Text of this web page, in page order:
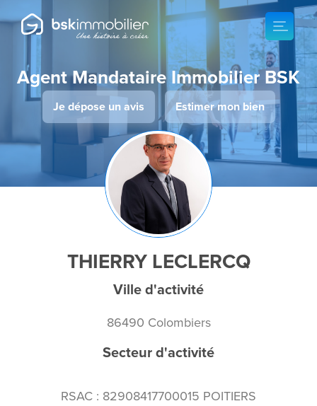
Agent Mandataire Immobilier BSK
Je dépose un avis Estimer mon bien
THIERRY LECLERCQ
Ville d'activité
86490 Colombiers
Secteur d'activité
RSAC : 82908417700015 POITIERS